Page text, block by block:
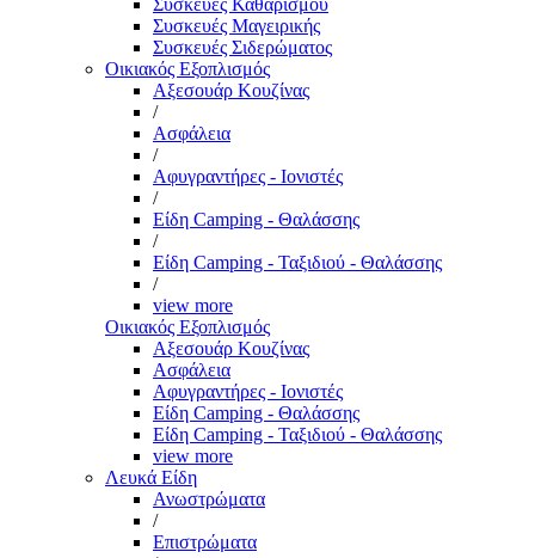
Συσκευές Καθαρισμού
Συσκευές Μαγειρικής
Συσκευές Σιδερώματος
Οικιακός Εξοπλισμός
Αξεσουάρ Κουζίνας
/
Ασφάλεια
/
Αφυγραντήρες - Ιονιστές
/
Είδη Camping - Θαλάσσης
/
Είδη Camping - Ταξιδιού - Θαλάσσης
/
view more
Οικιακός Εξοπλισμός
Αξεσουάρ Κουζίνας
Ασφάλεια
Αφυγραντήρες - Ιονιστές
Είδη Camping - Θαλάσσης
Είδη Camping - Ταξιδιού - Θαλάσσης
view more
Λευκά Είδη
Ανωστρώματα
/
Επιστρώματα